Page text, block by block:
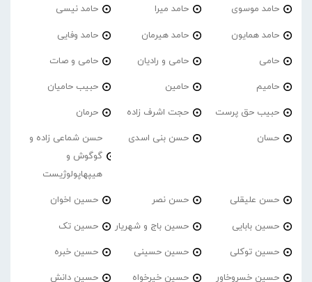
حامد موسوی حامد میرا حامد نیسی
حامد همایون حامد هیرمان حامد وفایی
حامی حامی و رادیان حامی و صات
حامیم حامین حبیب حامیان
حبیب حق پرست حجت اشرف زاده حرمان
حسان حسن بنی اسدی
حسن شماعی زاده و
گوگوش و
هیپهاپولوژیست
حسن علیقلی حسن نصر حسین اخوان
حسین بابایی حسین باج و شهریار حسین تک
حسین توکلی حسین حسینی حسین خبره
حسین خسروخاور حسین خیرخواه حسین دانش